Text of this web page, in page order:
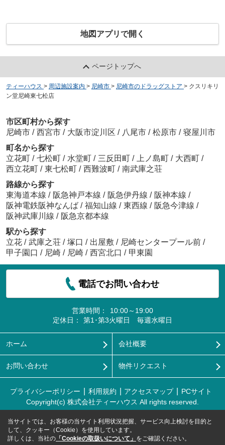
地図アプリで開く
ページトップへ
ティーハウス > 周辺施設案内 > 尼崎市 > 尼崎市のドラッグストア > クスリキリ
ン堂尼崎東七松店
市区町村から探す
尼崎市 / 西宮市 / 大阪市淀川区 / 八尾市 / 松原市 / 寝屋川市
町名から探す
立花町 / 七松町 / 水堂町 / 三反田町 / 上ノ島町 / 大西町 /
西立花町 / 東七松町 / 西難波町 / 南武庫之荘
路線から探す
東海道本線 / 阪急神戸本線 / 阪急伊丹線 / 阪神本線 /
阪神電鉄阪神なんば / 福知山線 / 東西線 / 阪急今津線 /
阪神武庫川線 / 阪急京都本線
駅から探す
立花 / 武庫之荘 / 塚口 / 出屋敷 / 尼崎センタープール前 /
甲子園口 / 尼崎 / 尼崎 / 西宮北口 / 甲東園
電話でお問い合わせ
営業時間：
10:00～19:00
定休日：
第1･第3火曜日 毎週水曜日
ホーム 会社概要
お問い合わせ 物件リクエスト
プライバシーポリシー 利用規約 アクセスマップ
PCサイト
Copyright(c) 株式会社ティーハウス All rights reserved.
当サイトでは、お客様の当サイト利用状況把握、サービス向上検討を目的と
して、クッキー（Cookie）を使用しています。
詳しくは、当社の 「Cookieの取扱いについて」 をご確認ください。